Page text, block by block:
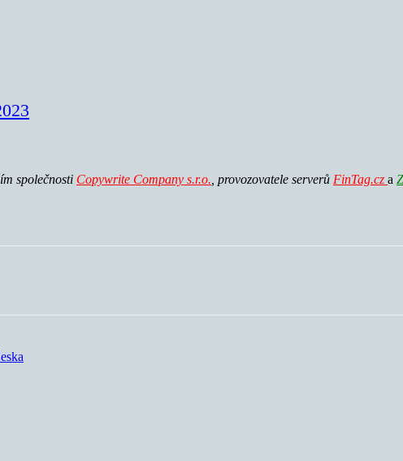
společnosti Copywrite Company s.r.o. , provozovatele serverů FinTag.cz a